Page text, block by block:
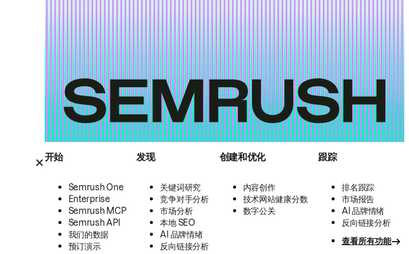
开始
Semrush One
Enterprise
Semrush MCP
Semrush API
我们的数据
预订演示
发现
关键词研究
竞争对手分析
市场分析
本地 SEO
AI 品牌情绪
反向链接分析
创建和优化
内容创作
技术网站健康分数
数字公关
跟踪
排名跟踪
市场报告
AI 品牌情绪
反向链接分析
查看所有功能